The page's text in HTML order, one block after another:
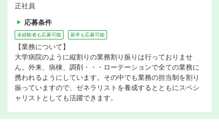
正社員
応募条件
未経験者も応募可能 新卒も応募可能
【業務について】
大学病院のように縦割りの業務割り振りは行っておりませ
ん。外来、病棟、調剤・・・ローテーションで全ての業務に
携われるようにしています。その中でも業務の担当制を割り
振っていますので、ゼネラリストを養成するとともにスペシ
ャリストとしても活躍できます。